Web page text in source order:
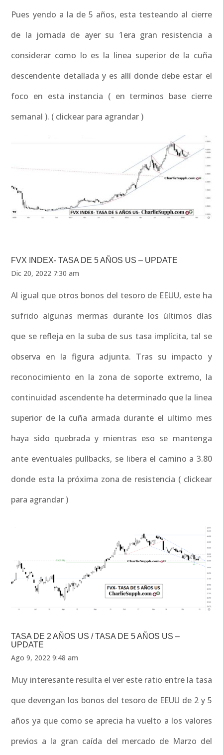
Pues yendo a la de 5 años, esta testeando al cierre
de la jornada de ayer su 1era gran resistencia a
considerar como lo es la linea superior de la cuña
descendente detallada y es allí donde debe estar el
foco en esta instancia ( en terminos base cierre
semanal ). ( clickear para agrandar )
FVX INDEX- TASA DE 5 AÑOS US – UPDATE
Dic 20, 2022 7:30 am
Al igual que otros bonos del tesoro de EEUU, este ha
sufrido algunas mermas durante los últimos días
que se refleja en la suba de sus tasa implícita, tal se
observa en la figura adjunta. Tras su impacto y
reconocimiento en la zona de soporte extremo, la
continuidad ascendente ha determinado que la linea
superior de la cuña armada durante el ultimo mes
haya sido quebrada y mientras eso se mantenga
ante eventuales pullbacks, se libera el camino a 3.80
donde esta la próxima zona de resistencia ( clickear
para agrandar )
TASA DE 2 AÑOS US / TASA DE 5 AÑOS US –
UPDATE
Ago 9, 2022 9:48 am
Muy interesante resulta el ver este ratio entre la tasa
que devengan los bonos del tesoro de EEUU de 2 y 5
años ya que como se aprecia ha vuelto a los valores
previos a la gran caída del mercado de Marzo del